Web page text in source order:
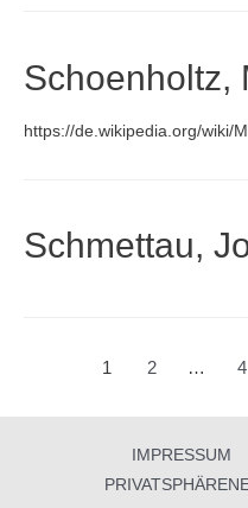
Schoenholtz,
https://de.wikipedia.org/wiki/
Schmettau,
Beitragsnavigation
1 2 … 4
IMPRESSUM